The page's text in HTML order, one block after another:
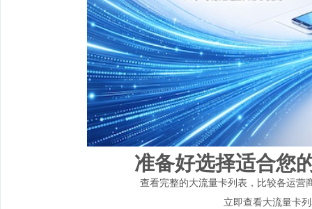
准备好选择适合您
查看完整的大流量卡列表，比较各运营
立即查看大流量卡